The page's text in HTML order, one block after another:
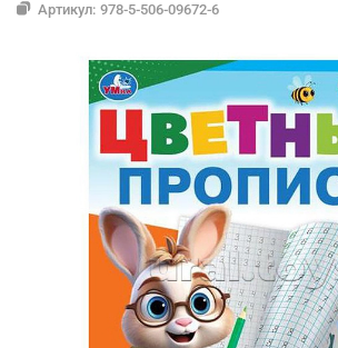
Артикул: 978-5-506-09672-6